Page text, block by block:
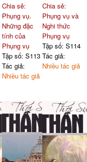
Chia sẻ:
Phụng vụ.
Những đặc
tính của
Phụng vụ
Tập số: S113
Tác giả:
Nhiều tác giả
Chia sẻ:
Phụng vụ và
Nghi thức
Phụng vụ
Tập số: S114
Tác giả:
Nhiều tác giả